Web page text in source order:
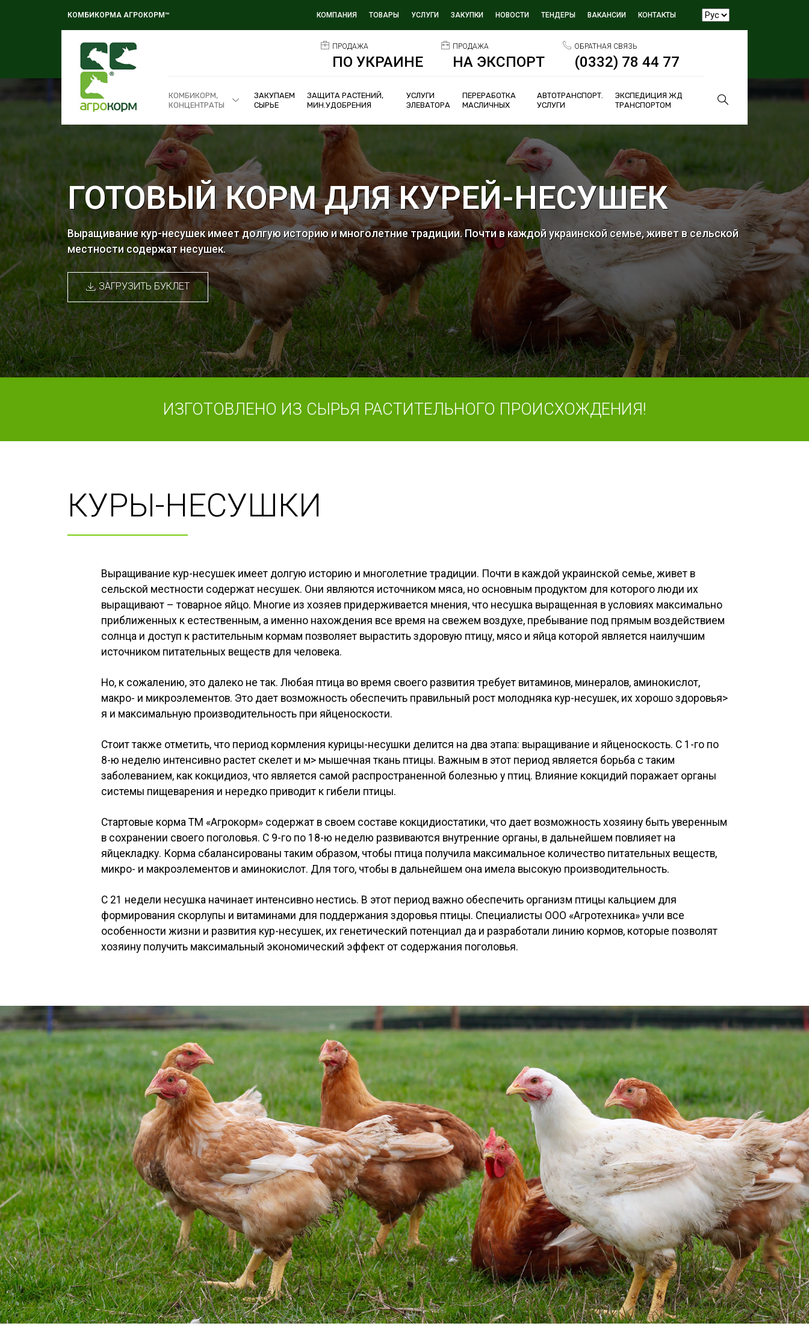
КОМБИКОРМА АГРОКОРМ™ КОМПАНИЯ ТОВАРЫ УСЛУГИ ЗАКУПКИ НОВОСТИ ТЕНДЕРЫ ВАКАНСИИ КОНТАКТЫ
ПРОДАЖА
ПО УКРАИНЕ
ПРОДАЖА
НА ЭКСПОРТ
ОБРАТНАЯ СВЯЗЬ
(0332) 78 44 77
КОМБИКОРМ,
КОНЦЕНТРАТЫ
ЗАКУПАЕМ
СЫРЬЕ
ЗАЩИТА РАСТЕНИЙ,
МИН.УДОБРЕНИЯ
УСЛУГИ
ЭЛЕВАТОРА
ПЕРЕРАБОТКА
МАСЛИЧНЫХ
АВТОТРАНСПОРТ.
УСЛУГИ
ЭКСПЕДИЦИЯ ЖД
ТРАНСПОРТОМ
ГОТОВЫЙ КОРМ ДЛЯ КУРЕЙ-НЕСУШЕК
Выращивание кур-несушек имеет долгую историю и многолетние традиции. Почти в каждой украинской семье, живет в сельской
местности содержат несушек.
ЗАГРУЗИТЬ БУКЛЕТ
ИЗГОТОВЛЕНО ИЗ СЫРЬЯ РАСТИТЕЛЬНОГО ПРОИСХОЖДЕНИЯ!
КУРЫ-НЕСУШКИ
Выращивание кур-несушек имеет долгую историю и многолетние традиции. Почти в каждой украинской семье, живет в
сельской местности содержат несушек. Они являются источником мяса, но основным продуктом для которого люди их
выращивают – товарное яйцо. Многие из хозяев придерживается мнения, что несушка выращенная в условиях максимально
приближенных к естественным, а именно нахождения все время на свежем воздухе, пребывание под прямым воздействием
солнца и доступ к растительным кормам позволяет вырастить здоровую птицу, мясо и яйца которой является наилучшим
источником питательных веществ для человека.
Но, к сожалению, это далеко не так. Любая птица во время своего развития требует витаминов, минералов, аминокислот,
макро- и микроэлементов. Это дает возможность обеспечить правильный рост молодняка кур-несушек, их хорошо здоровья>
я и максимальную производительность при яйценоскости.
Стоит также отметить, что период кормления курицы-несушки делится на два этапа: выращивание и яйценоскость. С 1-го по
8-ю неделю интенсивно растет скелет и м> мышечная ткань птицы. Важным в этот период является борьба с таким
заболеванием, как кокцидиоз, что является самой распространенной болезнью у птиц. Влияние кокцидий поражает органы
системы пищеварения и нередко приводит к гибели птицы.
Стартовые корма ТМ «Агрокорм» содержат в своем составе кокцидиостатики, что дает возможность хозяину быть уверенным
в сохранении своего поголовья. С 9-го по 18-ю неделю развиваются внутренние органы, в дальнейшем повлияет на
яйцекладку. Корма сбалансированы таким образом, чтобы птица получила максимальное количество питательных веществ,
микро- и макроэлементов и аминокислот. Для того, чтобы в дальнейшем она имела высокую производительность.
С 21 недели несушка начинает интенсивно нестись. В этот период важно обеспечить организм птицы кальцием для
формирования скорлупы и витаминами для поддержания здоровья птицы. Специалисты ООО «Агротехника» учли все
особенности жизни и развития кур-несушек, их генетический потенциал да и разработали линию кормов, которые позволят
хозяину получить максимальный экономический эффект от содержания поголовья.